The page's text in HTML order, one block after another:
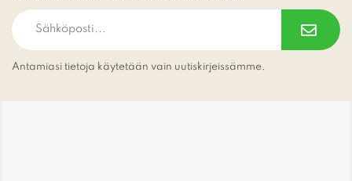
Antamiasi tietoja käytetään vain uutiskirjeissämme.